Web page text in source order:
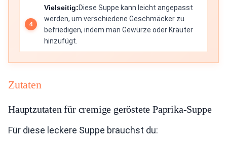
Vielseitig:Diese Suppe kann leicht angepasst
werden, um verschiedene Geschmäcker zu
befriedigen, indem man Gewürze oder Kräuter
hinzufügt.
Zutaten
Hauptzutaten für cremige geröstete Paprika-Suppe
Für diese leckere Suppe brauchst du: